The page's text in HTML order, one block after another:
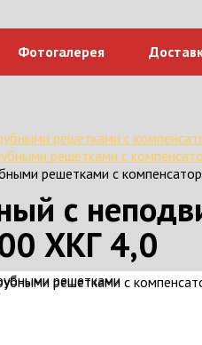
Фотогалерея
решетками с
решетками с
решетками с
с
ХКГ 4,0